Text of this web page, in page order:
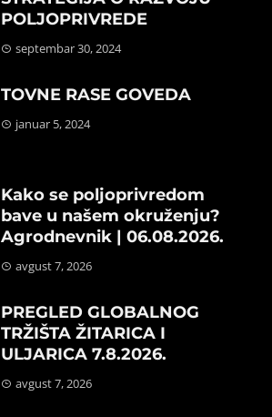
POLJOPRIVREDE
septembar 30, 2024
TOVNE RASE GOVEDA
januar 5, 2024
Kako se poljoprivredom
bave u našem okruženju?
Agrodnevnik | 06.08.2026.
avgust 7, 2026
PREGLED GLOBALNOG
TRŽIŠTA ŽITARICA I
ULJARICA 7.8.2026.
avgust 7, 2026